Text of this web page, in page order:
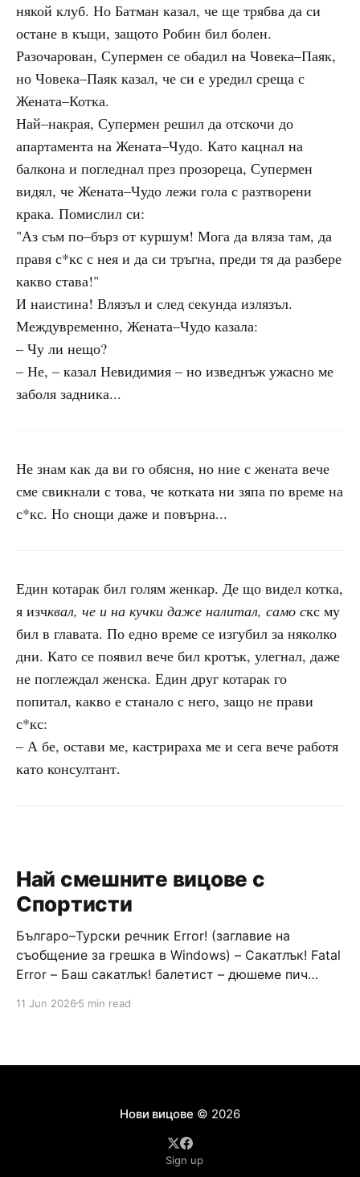
някой клуб. Но Батман казал, че ще трябва да си
остане в къщи, защото Робин бил болен.
Разочарован, Супермен се обадил на Човека–Паяк,
но Човека–Паяк казал, че си е уредил среща с
Жената–Котка.
Най–накрая, Супермен решил да отскочи до
апартамента на Жената–Чудо. Като кацнал на
балкона и погледнал през прозореца, Супермен
видял, че Жената–Чудо лежи гола с разтворени
крака. Помислил си:
"Аз съм по–бърз от куршум! Мога да вляза там, да
правя с*кс с нея и да си тръгна, преди тя да разбере
какво става!"
И наистина! Влязъл и след секунда излязъл.
Междувременно, Жената–Чудо казала:
– Чу ли нещо?
– Не, – казал Невидимия – но изведнъж ужасно ме
заболя задника...
Не знам как да ви го обясня, но ние с жената вече
сме свикнали с това, че котката ни зяпа по време на
с*кс. Но снощи даже и повърна...
Един котарак бил голям женкар. Де що видел котка,
я изчквал, че и на кучки даже налитал, само скс му
бил в главата. По едно време се изгубил за няколко
дни. Като се появил вече бил кротък, улегнал, даже
не поглеждал женска. Един друг котарак го
попитал, какво е станало с него, защо не прави
с*кс:
– А бе, остави ме, кастрираха ме и сега вече работя
като консултант.
Най смешните вицове с
Спортисти
Българо–Турски речник Error! (заглавие на
съобщение за грешка в Windows) – Сакатлък! Fatal
Error – Баш сакатлък! балетист – дюшеме пич
Война и мир – Патаклама и рахатлък Cancel –
дявола – дур базик шаркан бабана сакатлък Двама
11 Jun 2026 5 min read
Нови вицове © 2026
Sign up